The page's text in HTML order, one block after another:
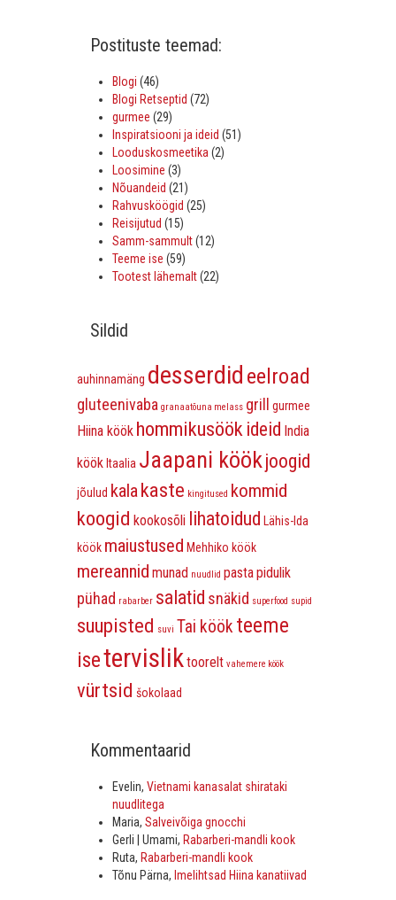
Postituste teemad:
Blogi (46)
Blogi Retseptid (72)
gurmee (29)
Inspiratsiooni ja ideid (51)
Looduskosmeetika (2)
Loosimine (3)
Nõuandeid (21)
Rahvusköögid (25)
Reisijutud (15)
Samm-sammult(12)
Teeme ise (59)
Tootest lähemalt(22)
Sildid
auhinnamäng desserdid eelroad
gluteenivaba granaatõuna melass grill gurmee
Hiina köök hommikusöök ideid India
köök Itaalia Jaapani köök joogid
jõulud kala kaste kingitused kommid
koogid kookosõli lihatoidud
Lähis-Ida
köök maiustused Mehhiko köök
mereannid munad nuudlid pastapidulik
pühad rabarber salatid snäkid superfood supid
suupisted suvi Tai köök teeme
isetervisliktoorelt vahemere köök
vürtsid šokolaad
Kommentaarid
Evelin, Vietnami kanasalat shirataki
nuudlitega
Maria, Salveivõiga gnocchi
Gerli | Umami, Rabarberi-mandli kook
Ruta, Rabarberi-mandli kook
Tõnu Pärna, Imelihtsad Hiina kanatiivad